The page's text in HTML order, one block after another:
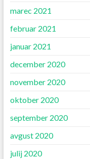
marec 2021
februar 2021
januar 2021
december 2020
november 2020
oktober 2020
september 2020
avgust 2020
julij 2020